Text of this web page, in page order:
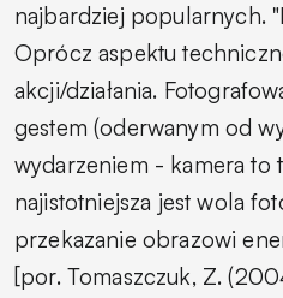
najbardziej popularnych.
Oprócz aspektu
akcji/działania.
gestem (oderwanym od
wydarzeniem - kamera to
najistotniejsza jest wola
przekazanie obrazowi
[por. Tomaszczuk, Z.